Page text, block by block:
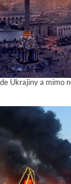
Ukrajiny a mimo